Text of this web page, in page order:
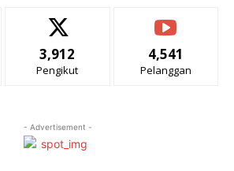
3,912
Pengikut
4,541
Pelanggan
- Advertisement -